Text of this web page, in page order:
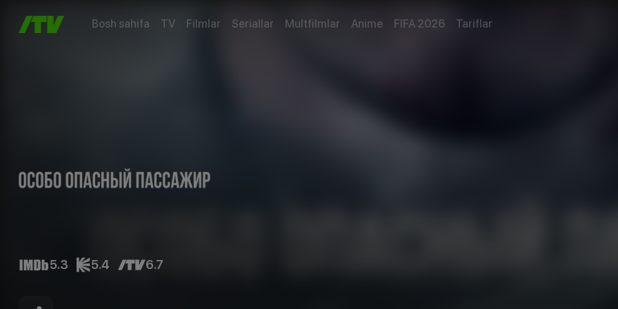
Bosh sahifa TV Filmlar Seriallar Multfilmlar Anime FIFA 2026 Tariflar
5.3 5.4 6.7